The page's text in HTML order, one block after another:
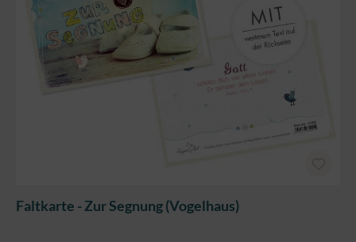
Faltkarte - Zur Segnung (Vogelhaus)